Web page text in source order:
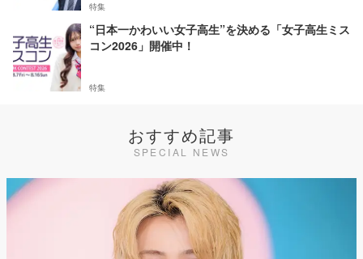
特集
“日本一かわいい女子高生”を決める「女子高生ミス
コン2026」開催中！
特集
おすすめ記事
SPECIAL NEWS